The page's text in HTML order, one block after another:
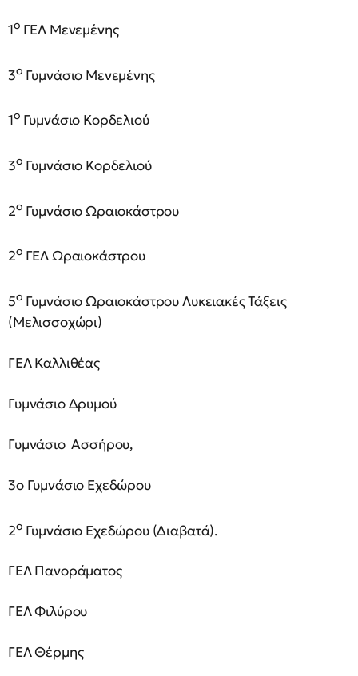
1οΓΕΛ Μενεμένης
3οΓυμνάσιο Μενεμένης
1οΓυμνάσιο Κορδελιού
3οΓυμνάσιο Κορδελιού
2οΓυμνάσιο Ωραιοκάστρου
2οΓΕΛ Ωραιοκάστρου
5οΓυμνάσιο Ωραιοκάστρου Λυκειακές Τάξεις
(Μελισσοχώρι)
ΓΕΛ Καλλιθέας
Γυμνάσιο Δρυμού
Γυμνάσιο Ασσήρου,
3ο Γυμνάσιο Εχεδώρου
2οΓυμνάσιο Εχεδώρου (Διαβατά).
ΓΕΛ Πανοράματος
ΓΕΛ Φιλύρου
ΓΕΛ Θέρμης